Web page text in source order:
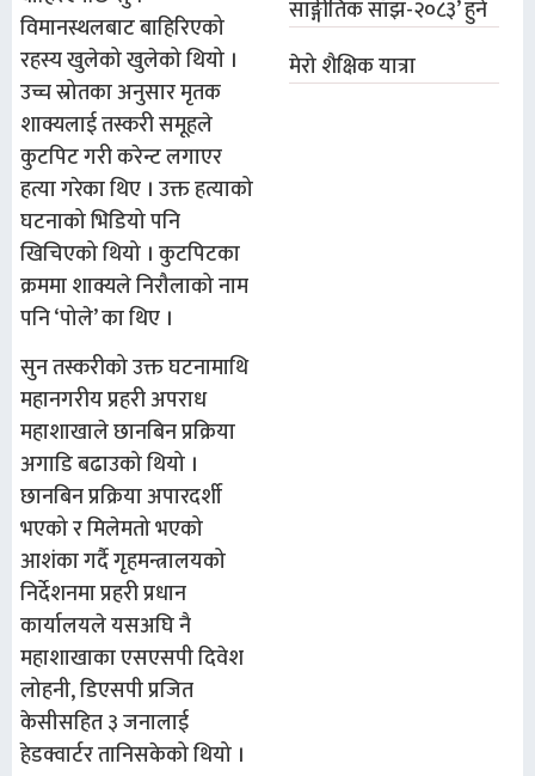
विमानस्थलबाट बाहिरिएको
रहस्य खुलेको खुलेको थियो ।
उच्च स्रोतका अनुसार मृतक
शाक्यलाई तस्करी समूहले
कुटपिट गरी करेन्ट लगाएर
हत्या गरेका थिए । उक्त हत्याको
घटनाको भिडियो पनि
खिचिएको थियो । कुटपिटका
क्रममा शाक्यले निरौलाको नाम
पनि ‘पोले’ का थिए ।
सुन तस्करीको उक्त घटनामाथि
महानगरीय प्रहरी अपराध
महाशाखाले छानबिन प्रक्रिया
अगाडि बढाउको थियो ।
छानबिन प्रक्रिया अपारदर्शी
भएको र मिलेमतो भएको
आशंका गर्दै गृहमन्त्रालयको
निर्देशनमा प्रहरी प्रधान
कार्यालयले यसअघि नै
महाशाखाका एसएसपी दिवेश
लोहनी, डिएसपी प्रजित
केसीसहित ३ जनालाई
हेडक्वार्टर तानिसकेको थियो ।
साङ्गीतिक साँझ-२०८३’ हुने
मेरो शैक्षिक यात्रा